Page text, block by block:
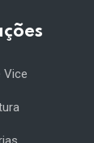
Vice